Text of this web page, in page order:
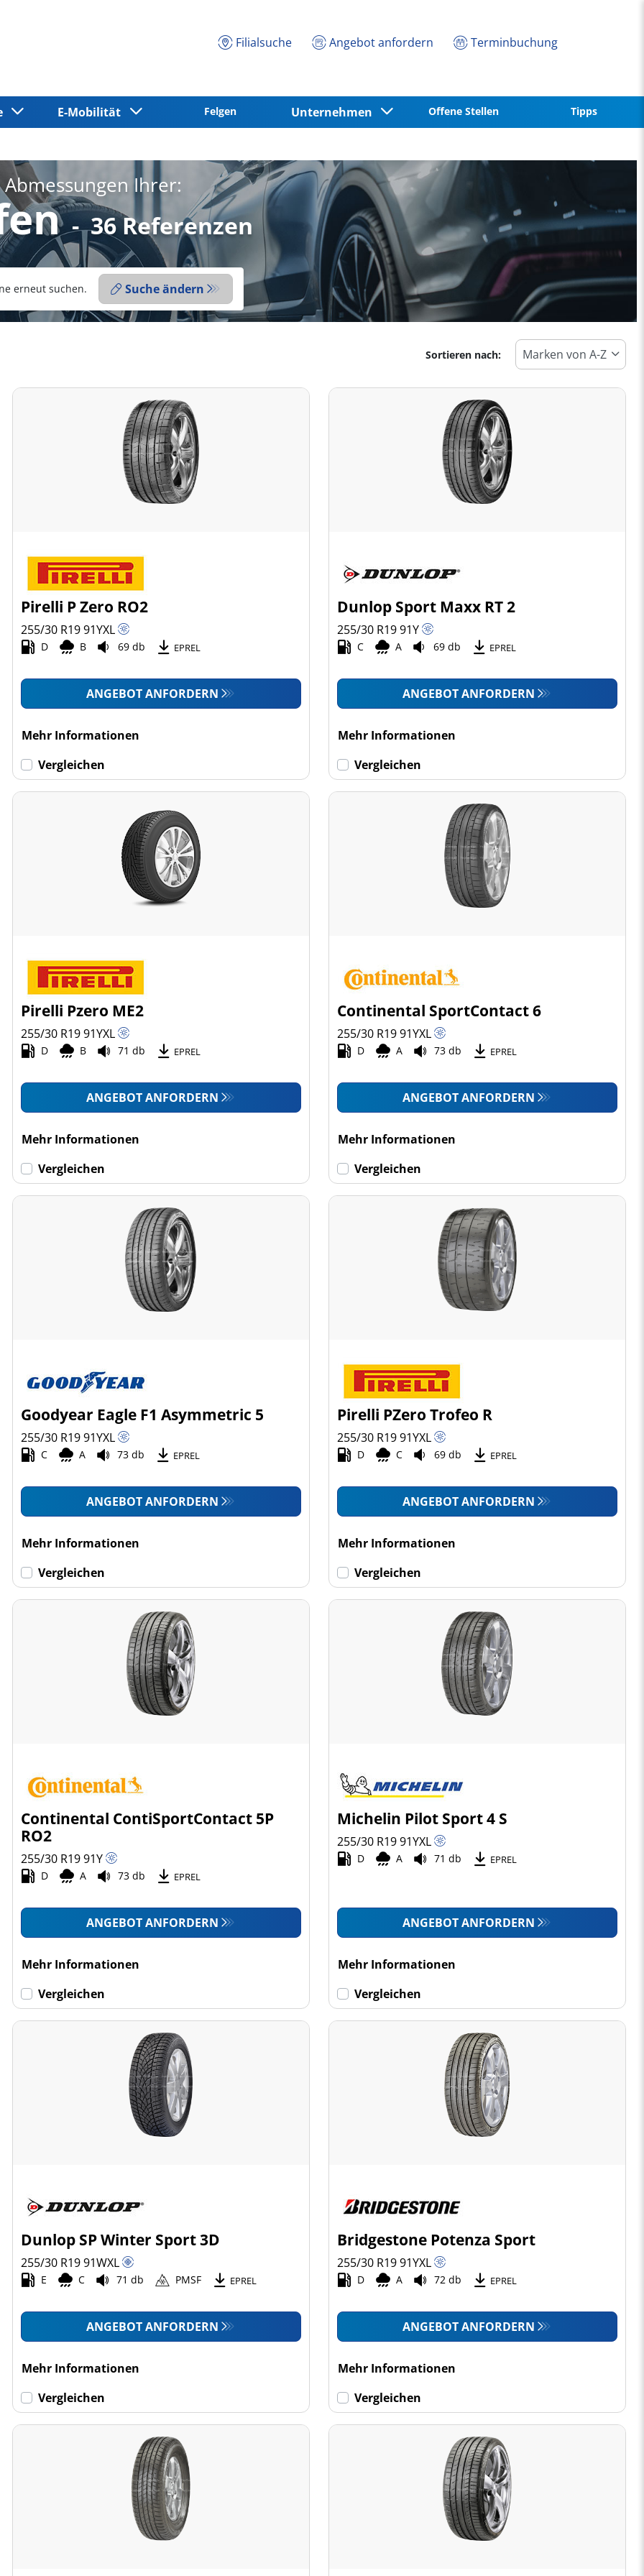
Filialsuche Angebot anfordern Terminbuchung
E-Mobilität Felgen Unternehmen Offene Stellen Tipps
Ihrer:
- 36 Referenzen
erneut suchen. Suche ändern
Sortieren nach:
Pirelli P Zero RO2
255/30 R1991YXL
D B 69 db EPREL
ANGEBOT ANFORDERN
Mehr Informationen
Vergleichen
Dunlop Sport Maxx RT 2
255/30 R1991Y
C A 69 db EPREL
ANGEBOT ANFORDERN
Mehr Informationen
Vergleichen
Pirelli Pzero ME2
255/30 R1991YXL
D B 71 db EPREL
ANGEBOT ANFORDERN
Mehr Informationen
Vergleichen
Continental SportContact 6
255/30 R1991YXL
D A 73 db EPREL
ANGEBOT ANFORDERN
Mehr Informationen
Vergleichen
Goodyear Eagle F1 Asymmetric 5
255/30 R1991YXL
C A 73 db EPREL
ANGEBOT ANFORDERN
Mehr Informationen
Vergleichen
Pirelli PZero Trofeo R
255/30 R1991YXL
D C 69 db EPREL
ANGEBOT ANFORDERN
Mehr Informationen
Vergleichen
Continental ContiSportContact 5P
RO2
255/30 R1991Y
D A 73 db EPREL
ANGEBOT ANFORDERN
Mehr Informationen
Vergleichen
Michelin Pilot Sport 4 S
255/30 R1991YXL
D A 71 db EPREL
ANGEBOT ANFORDERN
Mehr Informationen
Vergleichen
Dunlop SP Winter Sport 3D
255/30 R1991WXL
E C 71 db PMSF EPREL
ANGEBOT ANFORDERN
Mehr Informationen
Vergleichen
Bridgestone Potenza Sport
255/30 R1991YXL
D A 72 db EPREL
ANGEBOT ANFORDERN
Mehr Informationen
Vergleichen